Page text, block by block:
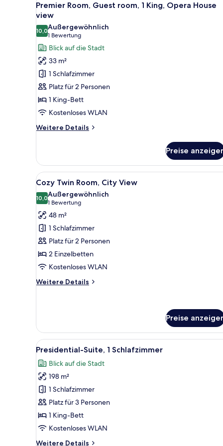
1
King,
view
Fotos
für
Premier
Room,
Guest
room,
King,
Opera
House
view
5
Premier Room, Guest room, 1 King, Opera House
view
10,010,0 von 10
Außergewöhnlich
1 Bewertung
(1
Bewertung)
Blick auf die Stadt
33 m²
1 Schlafzimmer
Platz für 2 Personen
1 King-Bett
Kostenloses WLAN
Weitere Details
Weitere
Room,
Guest
room,
King,
Opera
House
view
Preise
Alle
Fotos
für
Cozy
Twin
Room,
City
View
anzeigen
Ein Hotelzimmer mit zwei
6
Cozy Twin Room, City View
10,010,0 von 10
Außergewöhnlich
1 Bewertung
(1
Bewertung)
48 m²
1 Schlafzimmer
Platz für 2 Personen
2 Einzelbetten
Kostenloses WLAN
Weitere Details
Weitere
Room,
City
View
Preise
Alle
Fotos
für
Presidential-
Suite,
1
Schlafzimmer
anzeigen
Ein modernes Wohnzimmer
11
Presidential-Suite, 1 Schlafzimmer
Blick auf die Stadt
198 m²
1 Schlafzimmer
Platz für 3 Personen
1 King-Bett
Kostenloses WLAN
Weitere Details
Weitere